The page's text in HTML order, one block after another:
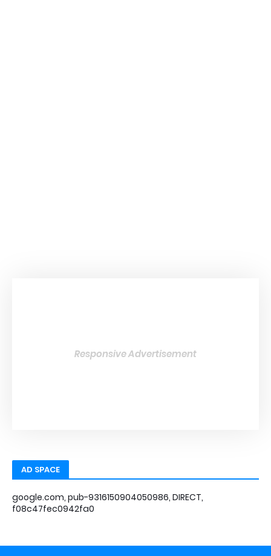
Responsive Advertisement
AD SPACE
google.com, pub-9316150904050986, DIRECT,
f08c47fec0942fa0